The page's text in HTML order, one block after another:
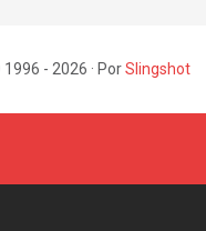
- 2026 · PorSlingshot